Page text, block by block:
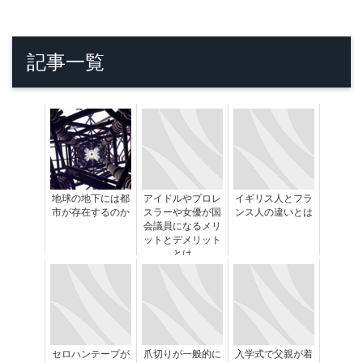
記事一覧
地球の地下には都
市が存在するのか
アイドルやプロレ
スラーや女優が国
会議員になるメリ
ットとデメリット
とは
イギリス人とフラ
ンス人の違いとは
セロハンテープが
爪切りが一般的に
入学式で父親が着